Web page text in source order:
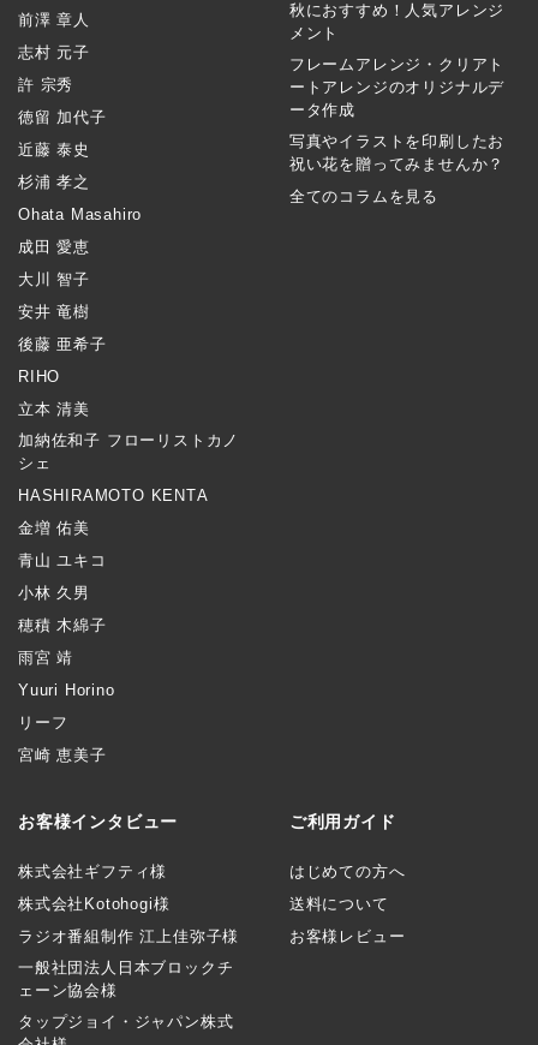
前澤 章人
志村 元子
許 宗秀
徳留 加代子
近藤 泰史
杉浦 孝之
Ohata Masahiro
成田 愛恵
大川 智子
安井 竜樹
後藤 亜希子
RIHO
立本 清美
加納佐和子 フローリストカノ
シェ
HASHIRAMOTO KENTA
金増 佑美
青山 ユキコ
小林 久男
穂積 木綿子
雨宮 靖
Yuuri Horino
リーフ
宮崎 恵美子
秋におすすめ！人気アレンジ
メント
フレームアレンジ・クリアト
ートアレンジのオリジナルデ
ータ作成
写真やイラストを印刷したお
祝い花を贈ってみませんか？
全てのコラムを見る
お客様インタビュー
株式会社ギフティ様
株式会社Kotohogi様
ラジオ番組制作 江上佳弥子様
一般社団法人日本ブロックチ
ェーン協会様
タップジョイ・ジャパン株式
ご利用ガイド
はじめての方へ
送料について
お客様レビュー